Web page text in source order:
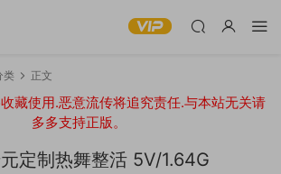
类 正文
藏使用.恶意流传将追究责任.与本站无关请
多多支持正版。
定制热舞整活 5V/1.64G